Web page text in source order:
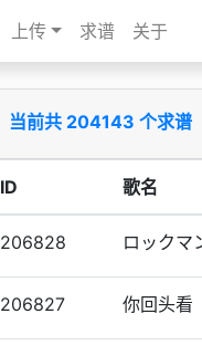
上传 求谱 关于
当前共 204143 个求谱
ID 歌名
206828 ロックマ
206827 你回头看